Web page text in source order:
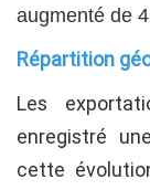
augmenté de
Répartition
Les
enregistré
cette